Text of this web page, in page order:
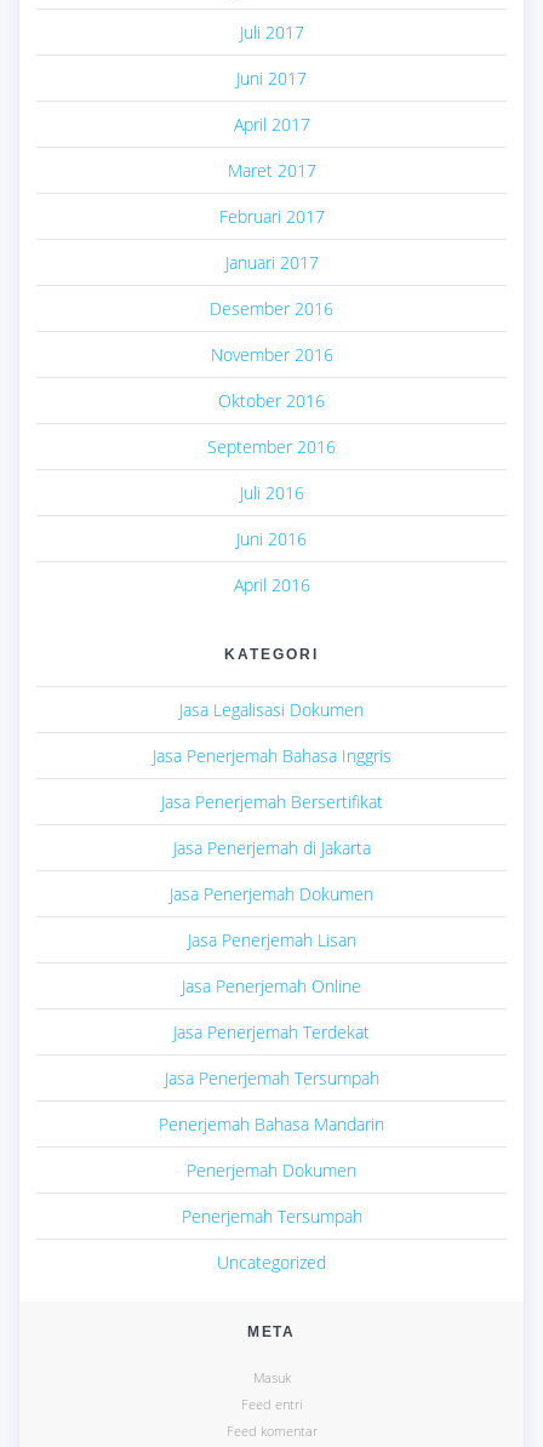
Juli 2017
Juni 2017
April 2017
Maret 2017
Februari 2017
Januari 2017
Desember 2016
November 2016
Oktober 2016
September 2016
Juli 2016
Juni 2016
April 2016
KATEGORI
Jasa Legalisasi Dokumen
Jasa Penerjemah Bahasa Inggris
Jasa Penerjemah Bersertifikat
Jasa Penerjemah di Jakarta
Jasa Penerjemah Dokumen
Jasa Penerjemah Lisan
Jasa Penerjemah Online
Jasa Penerjemah Terdekat
Jasa Penerjemah Tersumpah
Penerjemah Bahasa Mandarin
Penerjemah Dokumen
Penerjemah Tersumpah
Uncategorized
META
Masuk
Feed entri
Feed komentar